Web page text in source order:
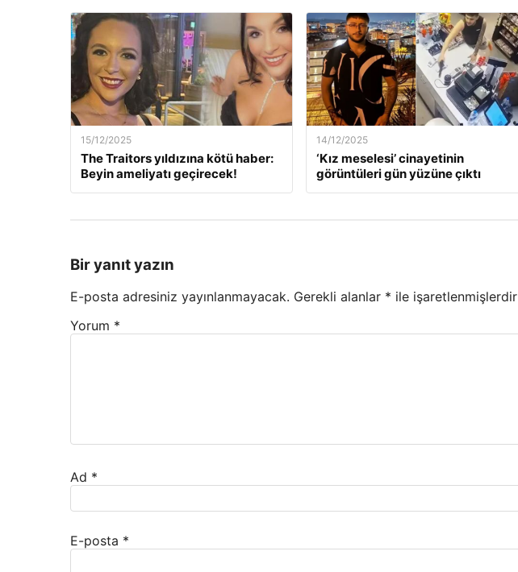
15/12/2025
The Traitors yıldızına kötü haber:
Beyin ameliyatı geçirecek!
14/12/2025
‘Kız meselesi’ cinayetinin
görüntüleri gün yüzüne çıktı
Bir yanıt yazın
E-posta adresiniz yayınlanmayacak. Gerekli alanlar * ile işaretlenmişlerdir
Yorum *
Ad *
E-posta *